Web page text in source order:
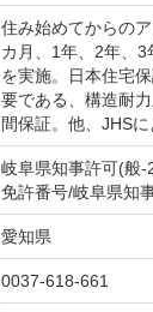
住み始めてからの
カ月、1年、2年、
を実施。日本住宅
要である、構造耐
間保証。他、JHS
岐阜県知事許可(般
免許番号/岐阜県知
愛知県
0037-618-661